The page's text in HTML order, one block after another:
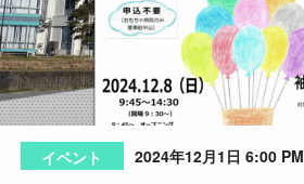
イベント 2024年12月1日 6:00 PM